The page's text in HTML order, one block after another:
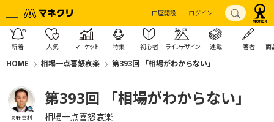
口座開設 ログイン
新着 人気 マーケット 特集 初心者 ライフデザイン 連載 著者 商
HOME 相場一点喜怒哀楽 第393回 「相場がわからない」
東野 幸利
第393回 「相場がわからない」
相場一点喜怒哀楽